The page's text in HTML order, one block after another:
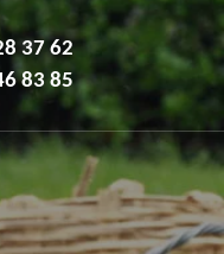
37 62
83 85